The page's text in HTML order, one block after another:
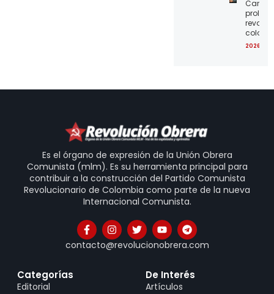
Carta
2026-
Es el órgano de expresión de la Unión Obrera
Comunista (mlm). Es su herramienta principal para
contribuir a la construcción del Partido Comunista
Revolucionario de Colombia como parte de la nueva
Internacional Comunista.
contacto@revolucionobrera.com
Categorías
Editorial
De Interés
Artículos